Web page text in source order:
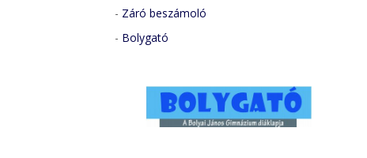
- Záró beszámoló
- Bolygató